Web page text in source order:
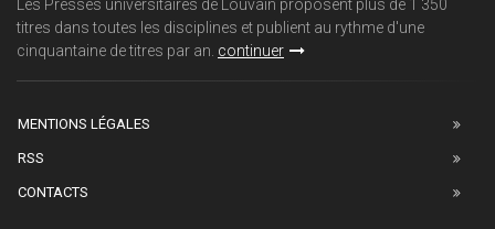
Les Presses universitaires de Louvain proposent plus de 1 350
titres dans toutes les disciplines et publient au rythme d'une
cinquantaine de titres par an. continuer
MENTIONS LÉGALES
RSS
CONTACTS